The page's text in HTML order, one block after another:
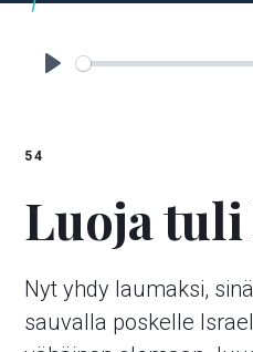
54
Luoja
Nyt yhdy laumaksi,
sauvalla poskelle